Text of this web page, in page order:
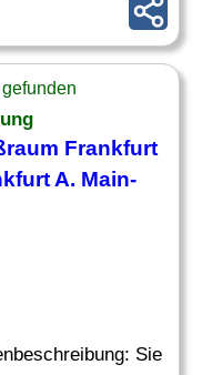
Frankfurt
A. Main-
Sie